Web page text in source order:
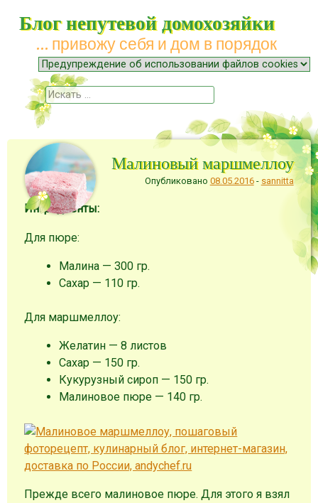
Блог непутевой домохозяйки
… привожу себя и дом в порядок
Меню
Наверх
Поиск
Малиновый маршмеллоу
Опубликовано 08.05.2016- sannitta
Ингредиенты:
Для пюре:
Малина — 300 гр.
Сахар — 110 гр.
Для маршмеллоу:
Желатин — 8 листов
Сахар — 150 гр.
Кукурузный сироп — 150 гр.
Малиновое пюре — 140 гр.
Прежде всего малиновое пюре. Для этого я взял